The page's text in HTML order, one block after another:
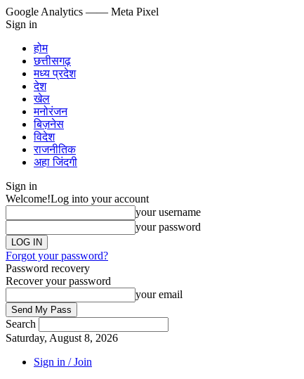
Google Analytics —— Meta Pixel
Sign in
होम
छत्तीसगढ़
मध्य प्रदेश
देश
खेल
मनोरंजन
बिज़नेस
विदेश
राजनीतिक
अहा जिंदगी
Sign in
Welcome!Log into your account
your username
your password
Forgot your password?
Password recovery
Recover your password
your email
Search
Saturday, August 8, 2026
Sign in / Join